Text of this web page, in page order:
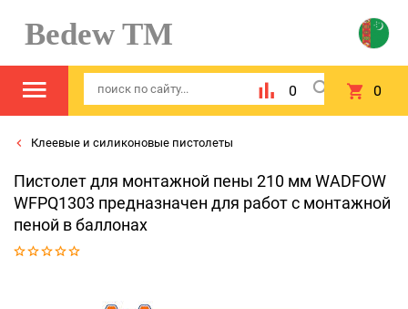
Bedew TM
0 0
Клеевые и силиконовые пистолеты
Пистолет для монтажной пены 210 мм WADFOW
WFPQ1303 предназначен для работ с монтажной
пеной в баллонах